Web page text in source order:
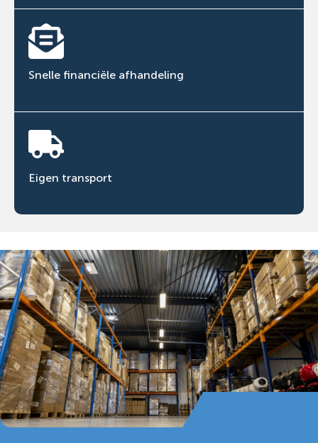
Snelle financiële afhandeling
Eigen transport